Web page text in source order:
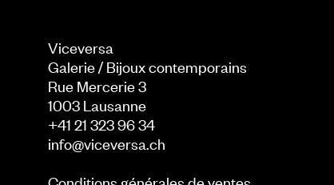
Viceversa
Galerie / Bijoux contemporains
Rue Mercerie 3
1003 Lausanne
+41 21 323 96 34
info@viceversa.ch